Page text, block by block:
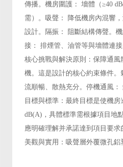
傳播。機房圍護： 墻體（≥40
需）。吸聲： 降低機房內混響
設計。隔振： 阻斷結構傳聲。
接： 排煙管、油管等與墻體連
核心挑戰與解決原則：保障通
機。這是設計的核心約束條件
流順暢、散熱充分。停機通風
目標與標準：最終目標是使機
dB(A)，具體標準需根據項目地
應明確理解并承諾達到項目要
美觀與實用：吸聲層外覆微孔